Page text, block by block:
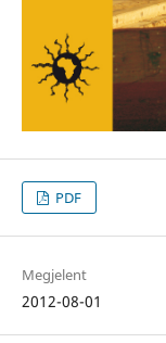
PDF
Megjelent
2012-08-01